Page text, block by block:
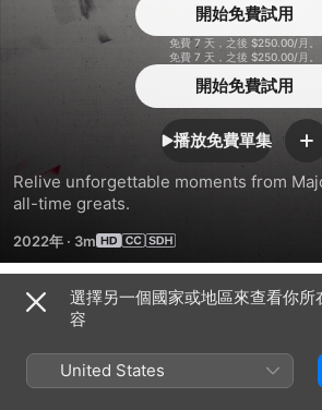
開始免費試用
免費 7 天，之後 $250.00/月。
免費 7 天，之後 $250.00/月。
開始免費試用
播放免費單集
新
增
Relive unforgettable moments from
all-time greats.
2022年 · 3m
Episodes
選擇另一個國家或地區來查看你所
容
United States